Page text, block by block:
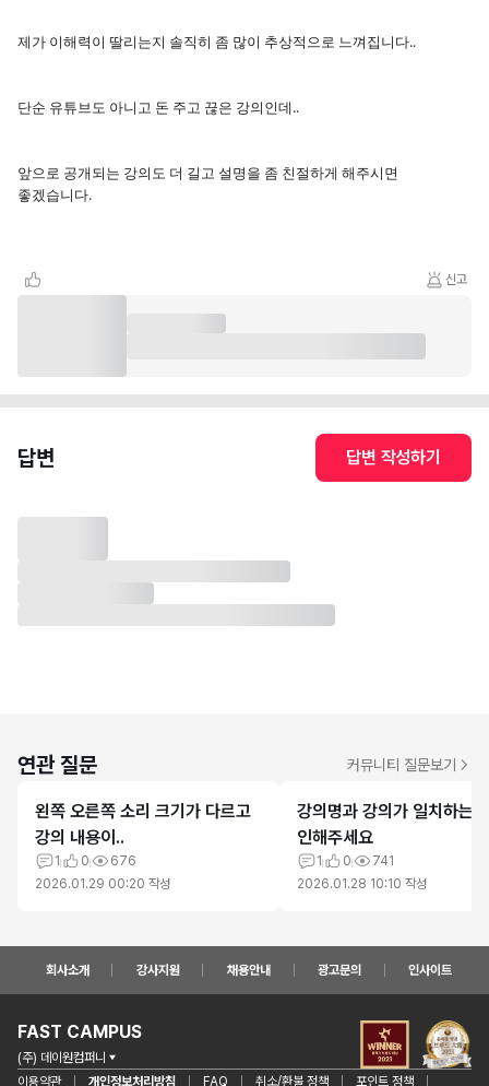
제가 이해력이 딸리는지 솔직히 좀 많이 추상적으로 느껴집니다..
단순 유튜브도 아니고 돈 주고 끊은 강의인데..
앞으로 공개되는 강의도 더 길고 설명을 좀 친절하게 해주시면
좋겠습니다.
신고
답변 답변 작성하기
연관 질문 커뮤니티 질문보기
왼쪽 오른쪽 소리 크기가 다르고
강의 내용이..
1 0
676
2026.01.29 00:20 작성
강의명과 강의가 일치하는
인해주세요
1 0
741
2026.01.28 10:10 작성
회사소개 강사지원 채용안내 광고문의 인사이트
FAST CAMPUS
(주) 데이원컴퍼니
이용약관
개인정보처리방침 FAQ 취소/환불 정책 포인트 정책